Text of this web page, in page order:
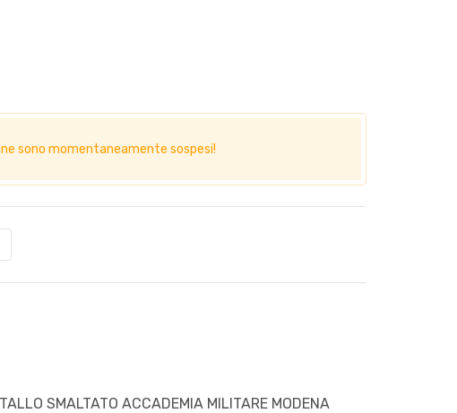
sono momentaneamente sospesi!
SMALTATO ACCADEMIA MILITARE MODENA